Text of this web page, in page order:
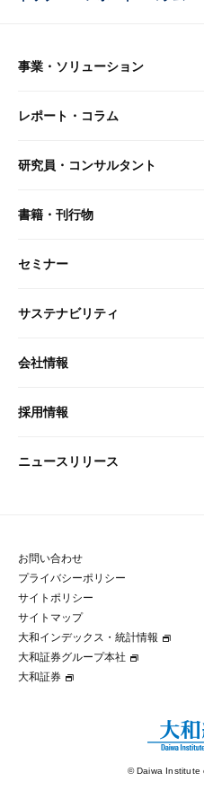
事業・ソリューション
事業・ソリューション トップ
リサーチ
大和総研の強み
先端テクノロジーに基づく新
レポート・コラム
レポート・コラム トップ
最新のレポート・コラム
政策分析
金融経済教育等
コラム
大和インデックス・統計情報
研究員・コンサルタント
研究員・コンサルタント トッ
研究員
書籍・刊行物
書籍・刊行物 トップ
書籍
セミナー
セミナー トップ
現在受付中のセミナー・イベ
サステナビリティ
サステナビリティの取り組み
次世代社会への貢献
マルチステークホルダー方針
パートナーシップ構築宣言
会社情報
会社情報 トップ
会社概要・役員一覧
大和総研の歩み
グループ会社
採用情報
採用情報 トップ
経験者採用
ニュースリリース
お問い合わせ
プライバシーポリシー
サイトポリシー
サイトマップ
大和インデックス・統計情報
大和証券グループ本社
大和証券
© Daiwa Institute